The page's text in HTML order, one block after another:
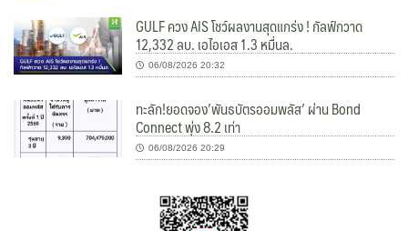
GULF ควง AIS โชว์ผลงานสุดแกร่ง ! กัลฟ์กวาด
12,332 ลบ. เอไอเอส 1.3 หมื่นล.
06/08/2026 20:32
ทะลัก!ยอดจอง’พันธบัตรออมพลัส’ ผ่าน Bond
Connect พุ่ง 8.2 เท่า
06/08/2026 20:29